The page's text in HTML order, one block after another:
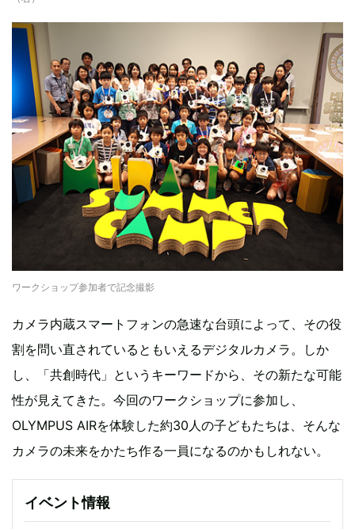
ワークショップ参加者で記念撮影
カメラ内蔵スマートフォンの急速な台頭によって、その役
割を問い直されているともいえるデジタルカメラ。しか
し、「共創時代」というキーワードから、その新たな可能
性が見えてきた。今回のワークショップに参加し、
OLYMPUS AIRを体験した約30人の子どもたちは、そんな
カメラの未来をかたち作る一員になるのかもしれない。
イベント情報